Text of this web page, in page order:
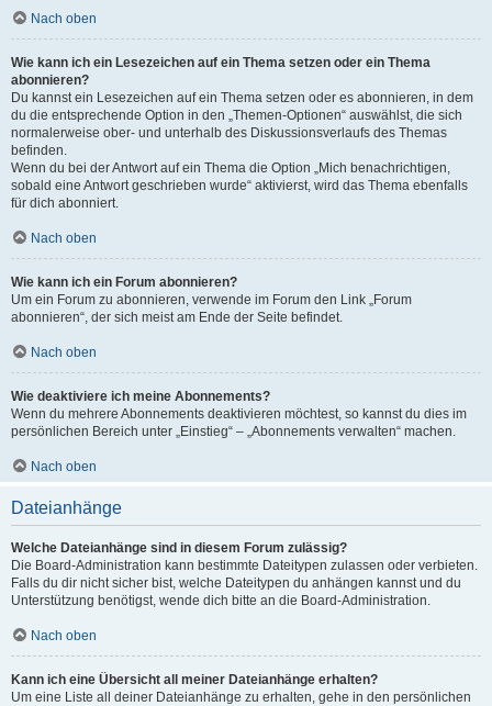
Nach oben
Wie kann ich ein Lesezeichen auf ein Thema setzen oder ein Thema
abonnieren?
Du kannst ein Lesezeichen auf ein Thema setzen oder es abonnieren, in dem
du die entsprechende Option in den „Themen-Optionen“ auswählst, die sich
normalerweise ober- und unterhalb des Diskussionsverlaufs des Themas
befinden.
Wenn du bei der Antwort auf ein Thema die Option „Mich benachrichtigen,
sobald eine Antwort geschrieben wurde“ aktivierst, wird das Thema ebenfalls
für dich abonniert.
Nach oben
Wie kann ich ein Forum abonnieren?
Um ein Forum zu abonnieren, verwende im Forum den Link „Forum
abonnieren“, der sich meist am Ende der Seite befindet.
Nach oben
Wie deaktiviere ich meine Abonnements?
Wenn du mehrere Abonnements deaktivieren möchtest, so kannst du dies im
persönlichen Bereich unter „Einstieg“ – „Abonnements verwalten“ machen.
Nach oben
Dateianhänge
Welche Dateianhänge sind in diesem Forum zulässig?
Die Board-Administration kann bestimmte Dateitypen zulassen oder verbieten.
Falls du dir nicht sicher bist, welche Dateitypen du anhängen kannst und du
Unterstützung benötigst, wende dich bitte an die Board-Administration.
Nach oben
Kann ich eine Übersicht all meiner Dateianhänge erhalten?
Um eine Liste all deiner Dateianhänge zu erhalten, gehe in den persönlichen